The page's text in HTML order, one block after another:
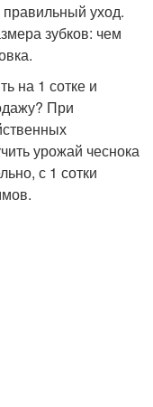
уход.
зубков: чем
на 1 сотке и
При
урожай чеснока
с 1 сотки